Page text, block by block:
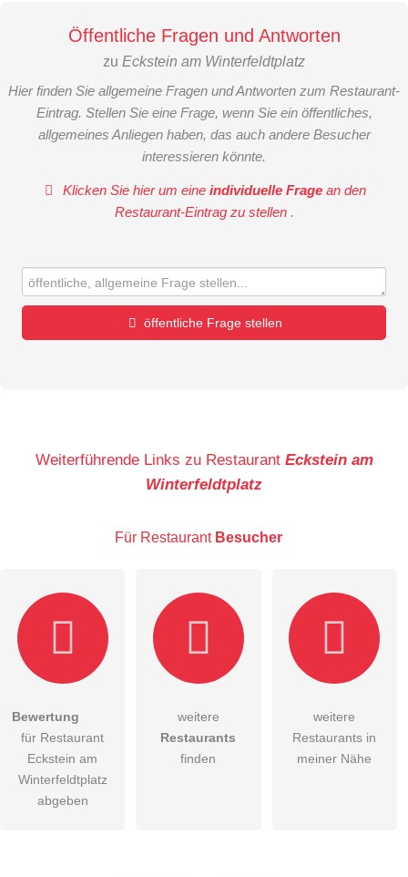
Öffentliche Fragen und Antworten
zu Eckstein am Winterfeldtplatz
Hier finden Sie allgemeine Fragen und Antworten zum Restaurant-
Eintrag. Stellen Sie eine Frage, wenn Sie ein öffentliches,
allgemeines Anliegen haben, das auch andere Besucher
interessieren könnte.
Klicken Sie hier um eineindividuelle Frage an den
Restaurant-Eintrag zu stellen .
öffentliche Frage stellen
Die Datenschutzerklärunghabe ich zur Kenntnis genommen.
öffentliche Frage stellen
Weiterführende Links zu Restaurant Eckstein am
Winterfeldtplatz
Für Restaurant Besucher
Bewertung
für Restaurant
Eckstein am
Winterfeldtplatz
abgeben
weitere
Restaurants
finden
weitere
Restaurants in
meiner Nähe